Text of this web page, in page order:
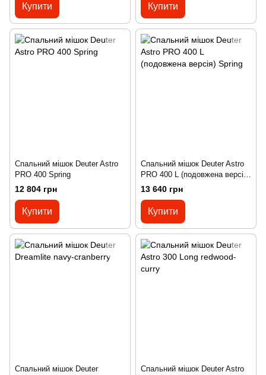
Купити Купити
Спальний мішок Deuter Astro
PRO 400 Spring
12 804 грн
Купити
Спальний мішок Deuter Astro
PRO 400 L (подовжена версія)
Spring
13 640 грн
Купити
Спальний мішок Deuter
Спальний мішок Deuter Astro